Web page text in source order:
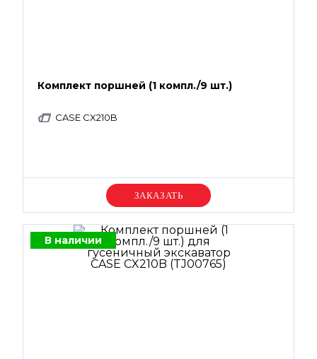
Комплект поршней (1 компл./9 шт.)
CASE CX210B
Уточняйте цену
В наличии